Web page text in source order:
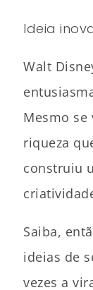
Ideia
Walt
Mesmo se
riqueza
construiu
Saiba,
ideias de
vezes a